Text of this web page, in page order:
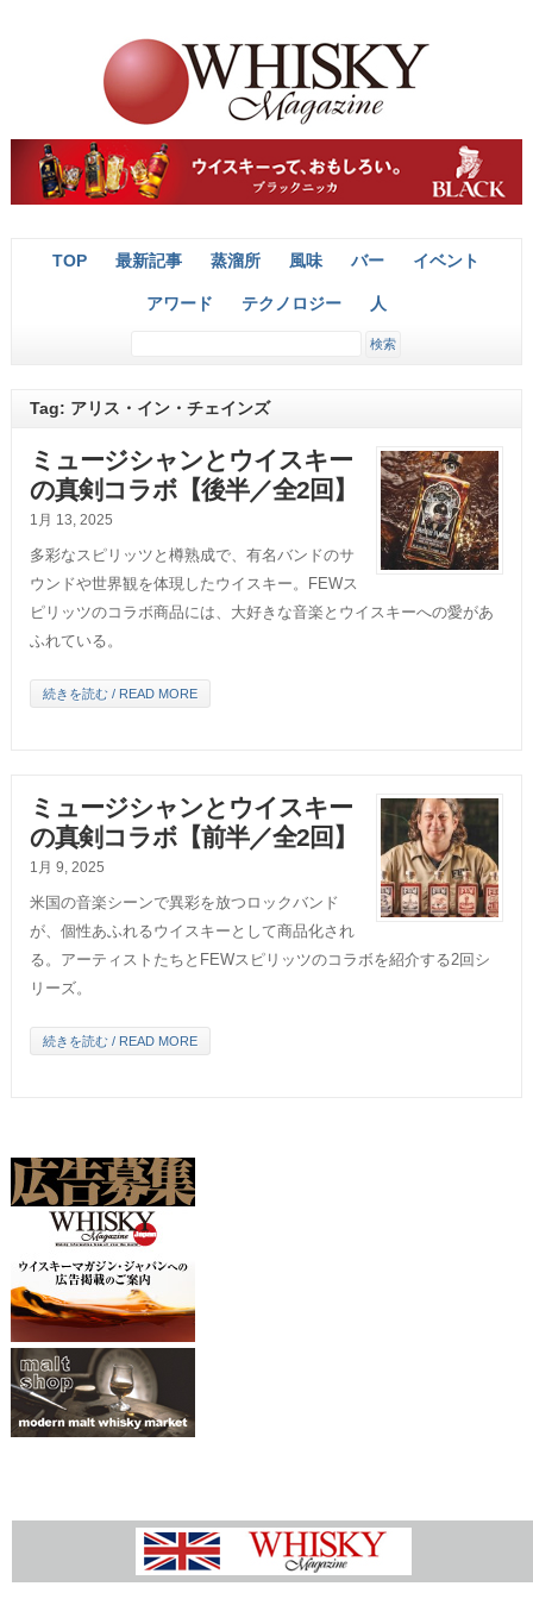
TOP 最新記事 蒸溜所 風味 バー イベント
アワード テクノロジー 人
Tag: アリス・イン・チェインズ
ミュージシャンとウイスキー
の真剣コラボ【後半／全2回】
1月 13, 2025
多彩なスピリッツと樽熟成で、有名バンドのサ
ウンドや世界観を体現したウイスキー。FEWス
ピリッツのコラボ商品には、大好きな音楽とウイスキーへの愛があ
ふれている。
続きを読む / READ MORE
ミュージシャンとウイスキー
の真剣コラボ【前半／全2回】
1月 9, 2025
米国の音楽シーンで異彩を放つロックバンド
が、個性あふれるウイスキーとして商品化され
る。アーティストたちとFEWスピリッツのコラボを紹介する2回シ
リーズ。
続きを読む / READ MORE